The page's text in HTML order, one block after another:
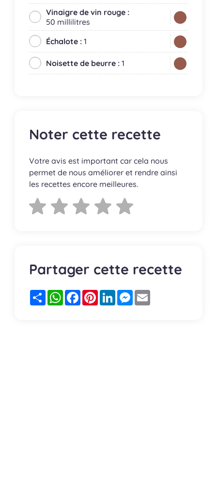
Vinaigre de vin rouge :
50 millilitres
Échalote : 1
Noisette de beurre : 1
Noter cette recette
Votre avis est important car cela nous
permet de nous améliorer et rendre ainsi
les recettes encore meilleures.
Partager cette recette
PartagerWhatsApp
FacebookPinterestLinkedInMessenger